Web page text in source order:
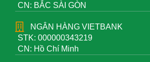
CN: BẮC SÀI GÒN
NGÂN HÀNG VIETBANK
STK: 000000343219
CN: Hồ Chí Minh